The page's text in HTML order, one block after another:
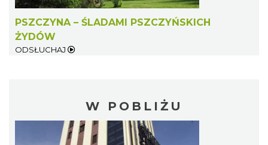
PSZCZYNA – ŚLADAMI PSZCZYŃSKICH
ŻYDÓW
ODSŁUCHAJ
W POBLIŻU